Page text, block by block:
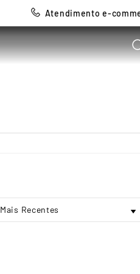
Atendimento e-
Mais Recentes